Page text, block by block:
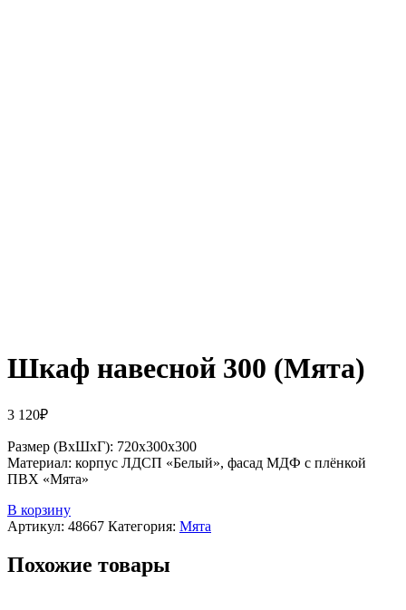
Шкаф навесной 300 (Мята)
3 120₽
Размер (ВхШхГ): 720х300х300
Материал: корпус ЛДСП «Белый», фасад МДФ с плёнкой
ПВХ «Мята»
В корзину
Артикул: 48667 Категория: Мята
Похожие товары